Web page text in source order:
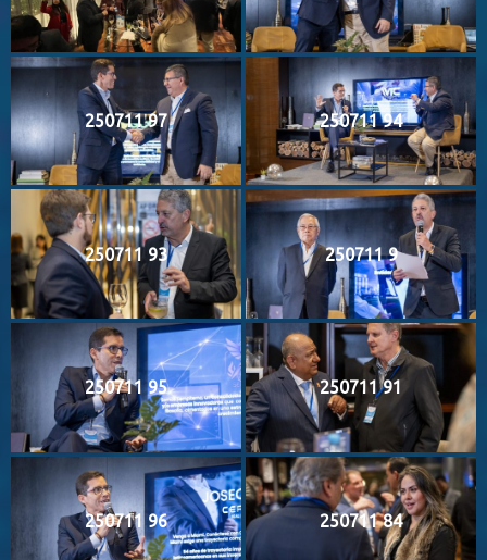
250711 97 250711 94
250711 93 250711 9
250711 95 250711 91
250711 96 250711 84